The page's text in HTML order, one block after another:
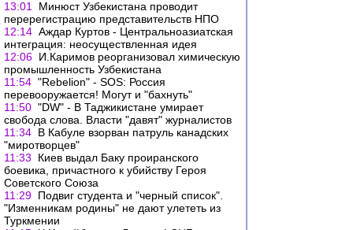
13:01
Минюст Узбекистана проводит
перерегистрацию представительств НПО
12:14 Аждар Куртов - Центральноазиатская
интеграция: неосуществленная идея
12:06 И.Каримов реорганизовал химическую
промышленность Узбекистана
11:54 "Rebelion" - SOS: Россия
перевооружается! Могут и "бахнуть"
11:50 "DW" - В Таджикистане умирает
свобода слова. Власти "давят" журналистов
11:34 В Кабуле взорван патруль канадских
"миротворцев"
11:33
Киев выдал Баку проиранского
боевика, причастного к убийству Героя
Советского Союза
11:29 Подвиг студента и "черный список".
"Изменникам родины" не дают улететь из
Туркмении